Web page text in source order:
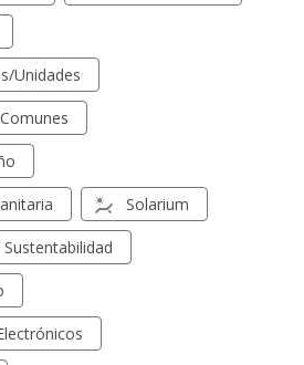
unidades
Solarium